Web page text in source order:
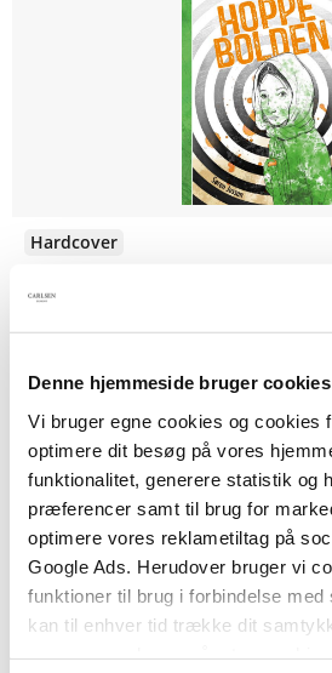
Denne hjemmeside bruger cookies
Vi bruger egne cookies og cookies
optimere dit besøg på vores
funktionalitet, generere statistik og
præferencer samt til brug for
optimere vores reklametiltag på
Google Ads. Herudover bruger vi
funktioner til brug i forbindelse med
kan til enhver tid trække dit
Hardcover
249,95 KR.